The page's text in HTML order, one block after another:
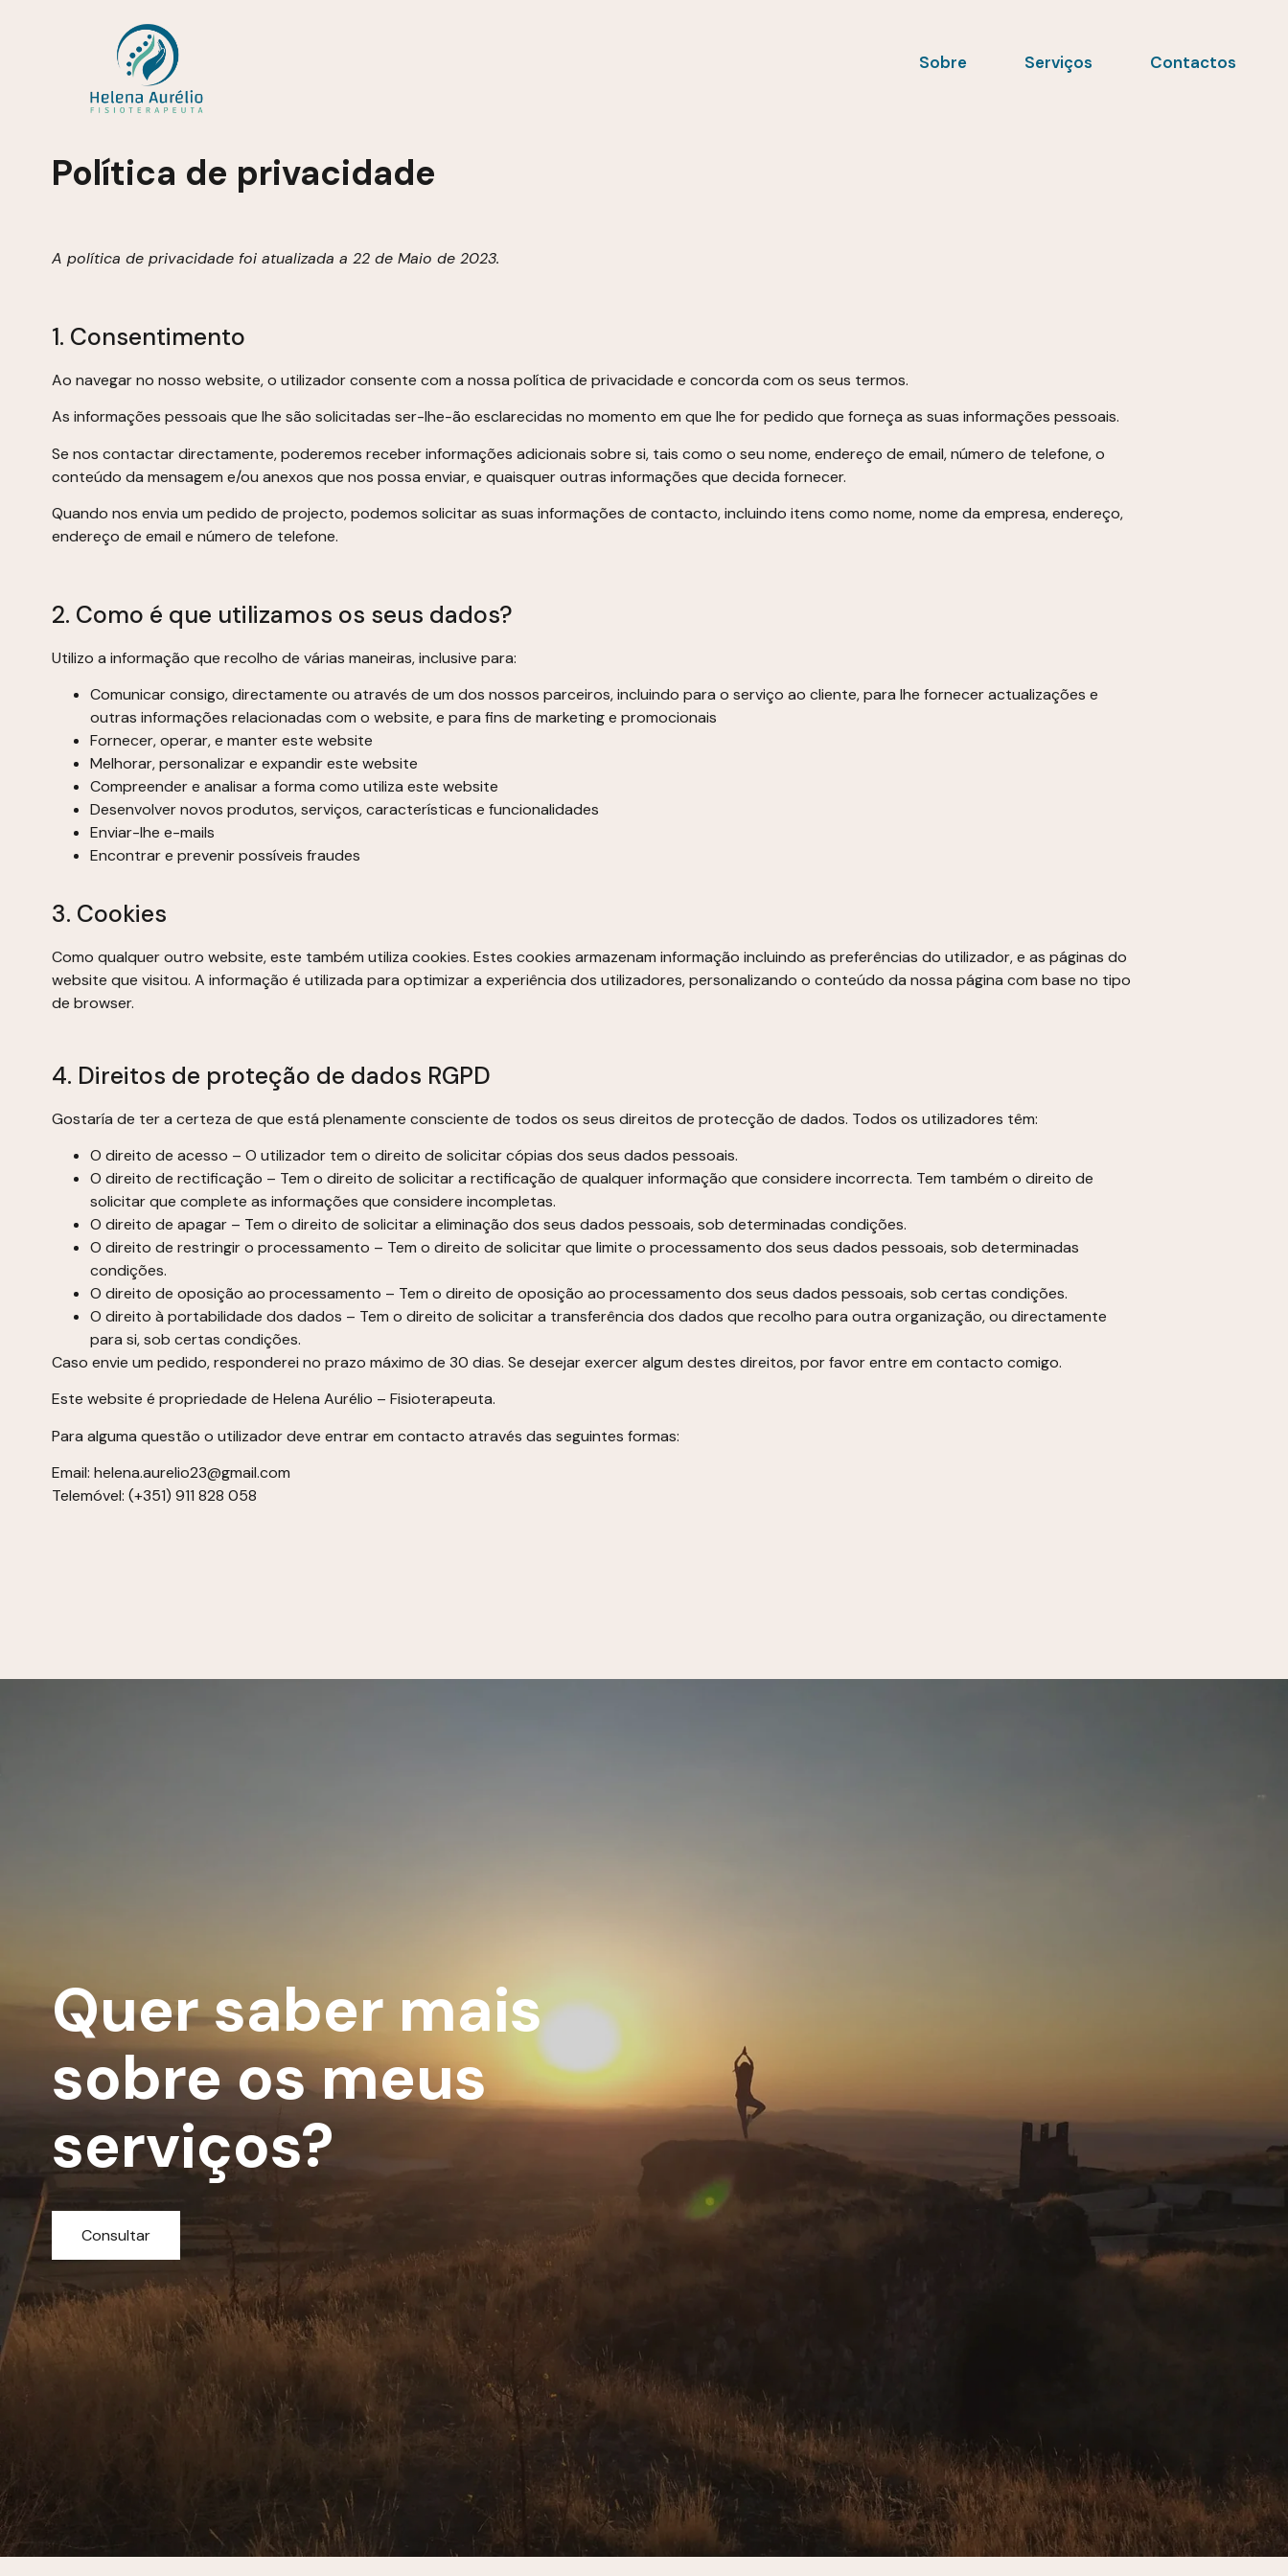
Sobre Serviços Contactos
Política de privacidade
A política de privacidade foi atualizada a 22 de Maio de 2023.
1. Consentimento
Ao navegar no nosso website, o utilizador consente com a nossa política de privacidade e concorda com os seus termos.
As informações pessoais que lhe são solicitadas ser-lhe-ão esclarecidas no momento em que lhe for pedido que forneça as suas informações pessoais.
Se nos contactar directamente, poderemos receber informações adicionais sobre si, tais como o seu nome, endereço de email, número de telefone, o
conteúdo da mensagem e/ou anexos que nos possa enviar, e quaisquer outras informações que decida fornecer.
Quando nos envia um pedido de projecto, podemos solicitar as suas informações de contacto, incluindo itens como nome, nome da empresa, endereço,
endereço de email e número de telefone.
2. Como é que utilizamos os seus dados?
Utilizo a informação que recolho de várias maneiras, inclusive para:
Comunicar consigo, directamente ou através de um dos nossos parceiros, incluindo para o serviço ao cliente, para lhe fornecer actualizações e
outras informações relacionadas com o website, e para fins de marketing e promocionais
Fornecer, operar, e manter este website
Melhorar, personalizar e expandir este website
Compreender e analisar a forma como utiliza este website
Desenvolver novos produtos, serviços, características e funcionalidades
Enviar-lhe e-mails
Encontrar e prevenir possíveis fraudes
3. Cookies
Como qualquer outro website, este também utiliza cookies. Estes cookies armazenam informação incluindo as preferências do utilizador, e as páginas do
website que visitou. A informação é utilizada para optimizar a experiência dos utilizadores, personalizando o conteúdo da nossa página com base no tipo
de browser.
4. Direitos de proteção de dados RGPD
Gostaría de ter a certeza de que está plenamente consciente de todos os seus direitos de protecção de dados. Todos os utilizadores têm:
O direito de acesso – O utilizador tem o direito de solicitar cópias dos seus dados pessoais.
O direito de rectificação – Tem o direito de solicitar a rectificação de qualquer informação que considere incorrecta. Tem também o direito de
solicitar que complete as informações que considere incompletas.
O direito de apagar – Tem o direito de solicitar a eliminação dos seus dados pessoais, sob determinadas condições.
O direito de restringir o processamento – Tem o direito de solicitar que limite o processamento dos seus dados pessoais, sob determinadas
condições.
O direito de oposição ao processamento – Tem o direito de oposição ao processamento dos seus dados pessoais, sob certas condições.
O direito à portabilidade dos dados – Tem o direito de solicitar a transferência dos dados que recolho para outra organização, ou directamente
para si, sob certas condições.
Caso envie um pedido, responderei no prazo máximo de 30 dias. Se desejar exercer algum destes direitos, por favor entre em contacto comigo.
Este website é propriedade de Helena Aurélio – Fisioterapeuta.
Para alguma questão o utilizador deve entrar em contacto através das seguintes formas:
Email: helena.aurelio23@gmail.com
Telemóvel: (+351) 911 828 058
Quer saber mais
sobre os meus
serviços?
Consultar